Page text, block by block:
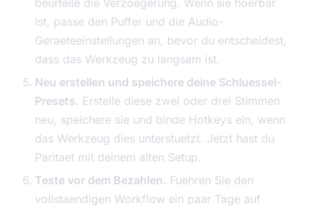
beurteile die Verzoegerung. Wenn sie hoerbar
ist, passe den Puffer und die Audio-
Geraeteeinstellungen an, bevor du entscheidest,
dass das Werkzeug zu langsam ist.
Neu erstellen und speichere deine Schluessel-
Presets. Erstelle diese zwei oder drei Stimmen
neu, speichere sie und binde Hotkeys ein, wenn
das Werkzeug dies unterstuetzt. Jetzt hast du
Paritaet mit deinem alten Setup.
Teste vor dem Bezahlen. Fuehren Sie den
vollstaendigen Workflow ein paar Tage auf